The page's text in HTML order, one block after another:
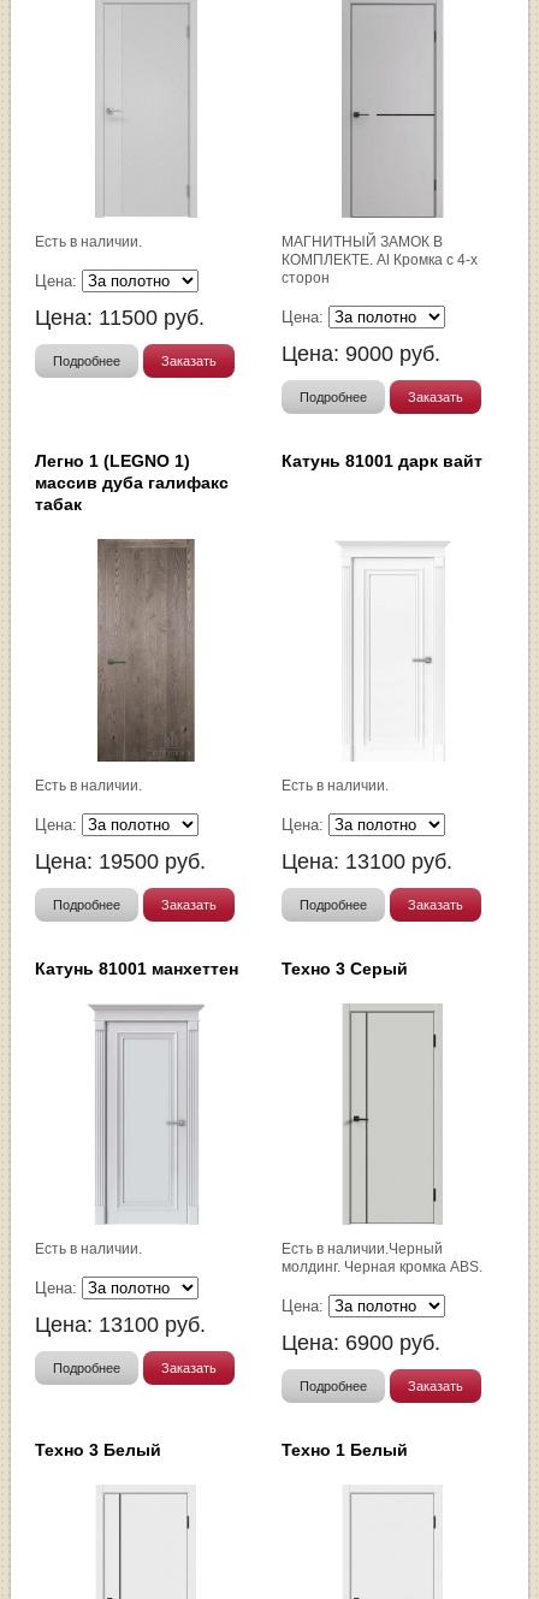
Есть в наличии.
Цена:
Цена: 11500 руб.
Подробнее Заказать
МАГНИТНЫЙ ЗАМОК В
КОМПЛЕКТЕ. Al Кромка с 4-х
сторон
Цена:
Цена: 9000 руб.
Подробнее Заказать
Легно 1 (LEGNO 1)
массив дуба галифакс
табак
Есть в наличии.
Цена:
Цена: 19500 руб.
Подробнее Заказать
Катунь 81001 дарк вайт
Есть в наличии.
Цена:
Цена: 13100 руб.
Подробнее Заказать
Катунь 81001 манхеттен
Есть в наличии.
Цена:
Цена: 13100 руб.
Подробнее Заказать
Техно 3 Серый
Есть в наличии.Черный
молдинг. Черная кромка ABS.
Цена:
Цена: 6900 руб.
Подробнее Заказать
Техно 3 Белый Техно 1 Белый